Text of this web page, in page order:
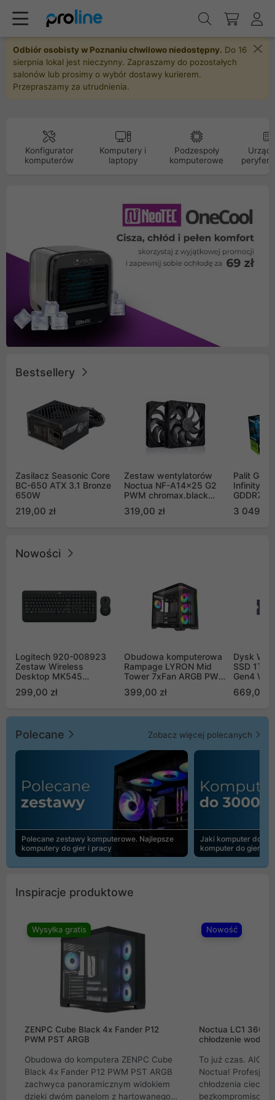
Odbiór osobisty w Poznaniu chwilowo niedostępny. Do 16
sierpnia lokal jest nieczynny. Zapraszamy do pozostałych
salonów lub prosimy o wybór dostawy kurierem.
Przepraszamy za utrudnienia.
Konfigurator
komputerów
Komputery i
laptopy
Podzespoły
komputerowe
Bestsellery
Zasilacz Seasonic Core
BC-650 ATX 3.1 Bronze
650W
219,00 zł
Zestaw wentylatorów
Noctua NF-A14x25 G2
PWM chromax.black
Push Pull (2szt)
319,00 zł
Palit
Infinity 3
GDDR7
GB2050S)
3 049,00
Nowości
Logitech 920-008923
Zestaw Wireless
Desktop MK545
299,00 zł
Obudowa komputerowa
Rampage LYRON Mid
Tower 7xFan ARGB PWM
399,00 zł
Dysk WD
SSD 1TB
Gen4
669,00
Polecane Zobacz więcej polecanych
Polecane zestawy komputerowe. Najlepsze
komputery do gier i pracy
Jaki komputer do
komputer do gier |
Inspiracje produktowe
Wysyłka gratis
ZENPC Cube Black 4x Fander P12
PWM PST ARGB
Obudowa do komputera ZENPC Cube
Black 4x Fander P12 PWM PST ARGB
zachwyca panoramicznym widokiem
dzięki dwóm panelom z hartowanego
Nowość
Noctua LC1
chłodzenie wodne
To już czas. AIO
Noctua!
chłodzenia cieczą